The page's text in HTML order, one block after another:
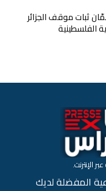
ثبات موقف الجزائر
الفلسطينية
الإنترنت.
المفضلة لديك